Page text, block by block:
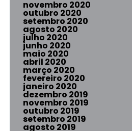
novembro 2020
outubro 2020
setembro 2020
agosto 2020
julho 2020
junho 2020
maio 2020
abril 2020
março 2020
fevereiro 2020
janeiro 2020
dezembro 2019
novembro 2019
outubro 2019
setembro 2019
agosto 2019